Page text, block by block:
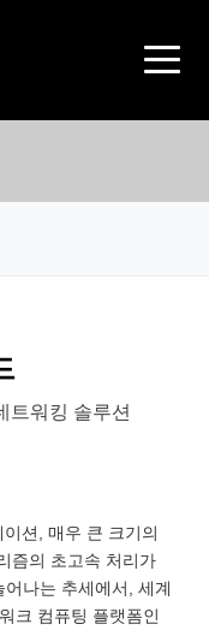
트워킹 솔루션
션, 매우 큰 크기의
즘의 초고속 처리가
나는 추세에서, 세계
크 컴퓨팅 플랫폼인